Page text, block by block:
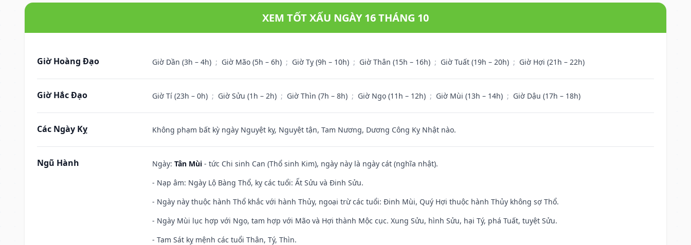
XEM TỐT XẤU NGÀY 16 THÁNG 10
Giờ Hoàng Đạo Giờ Dần (3h – 4h) ; Giờ Mão (5h – 6h) ; Giờ Tỵ (9h – 10h) ; Giờ Thân (15h – 16h) ; Giờ Tuất (19h – 20h) ; Giờ Hợi (21h – 22h)
Giờ Hắc Đạo Giờ Tí (23h – 0h) ; Giờ Sửu (1h – 2h) ; Giờ Thìn (7h – 8h) ; Giờ Ngọ (11h – 12h) ; Giờ Mùi (13h – 14h) ; Giờ Dậu (17h – 18h)
Các Ngày Kỵ Không phạm bất kỳ ngày Nguyệt kỵ, Nguyệt tận, Tam Nương, Dương Công Kỵ Nhật nào.
Ngũ Hành Ngày: Tân Mùi - tức Chi sinh Can (Thổ sinh Kim), ngày này là ngày cát (nghĩa nhật).
- Nạp âm: Ngày Lộ Bàng Thổ, kỵ các tuổi: Ất Sửu và Đinh Sửu.
- Ngày này thuộc hành Thổ khắc với hành Thủy, ngoại trừ các tuổi: Đinh Mùi, Quý Hợi thuộc hành Thủy không sợ Thổ.
- Ngày Mùi lục hợp với Ngọ, tam hợp với Mão và Hợi thành Mộc cục. Xung Sửu, hình Sửu, hại Tý, phá Tuất, tuyệt Sửu.
- Tam Sát kỵ mệnh các tuổi Thân, Tý, Thìn.